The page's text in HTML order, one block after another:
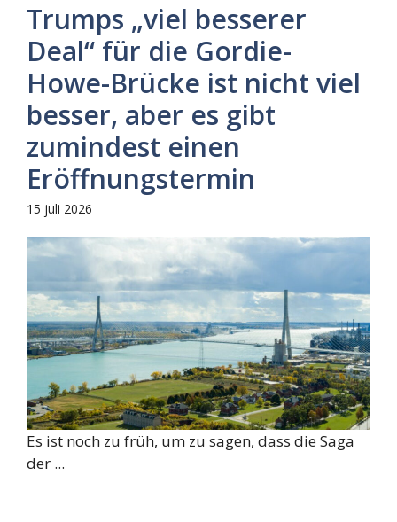
Trumps „viel besserer
Deal“ für die Gordie-
Howe-Brücke ist nicht viel
besser, aber es gibt
zumindest einen
Eröffnungstermin
15 juli 2026
Es ist noch zu früh, um zu sagen, dass die Saga
der ...